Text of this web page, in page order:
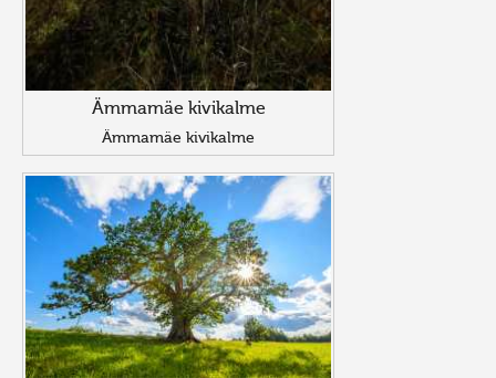
Ämmamäe kivikalme
Ämmamäe kivikalme